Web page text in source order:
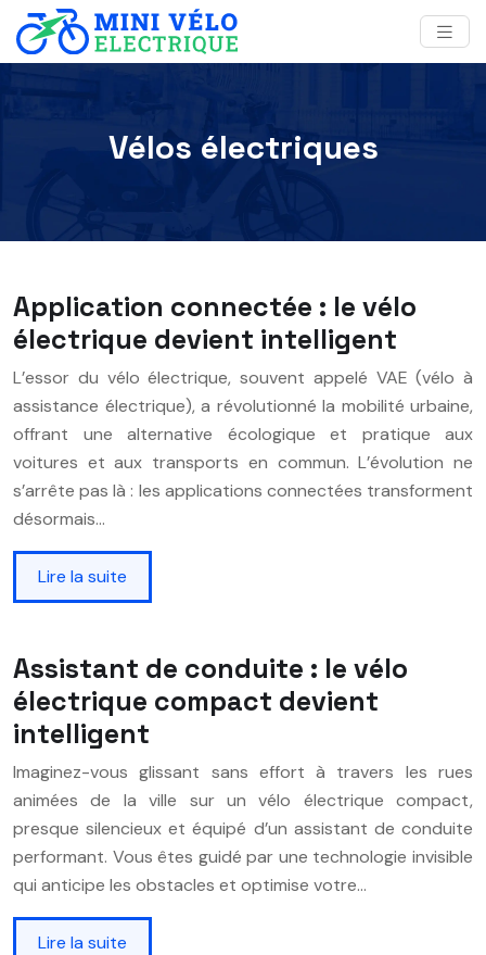
Vélos électriques
Application connectée : le vélo
électrique devient intelligent
L’essor du vélo électrique, souvent appelé VAE (vélo à
assistance électrique), a révolutionné la mobilité urbaine,
offrant une alternative écologique et pratique aux
voitures et aux transports en commun. L’évolution ne
s’arrête pas là : les applications connectées transforment
désormais…
Lire la suite
Assistant de conduite : le vélo
électrique compact devient
intelligent
Imaginez-vous glissant sans effort à travers les rues
animées de la ville sur un vélo électrique compact,
presque silencieux et équipé d’un assistant de conduite
performant. Vous êtes guidé par une technologie invisible
qui anticipe les obstacles et optimise votre…
Lire la suite